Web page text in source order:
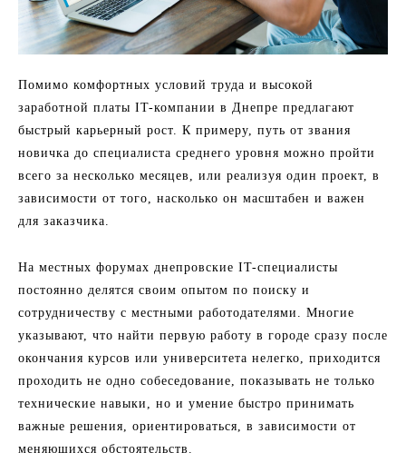
Помимо комфортных условий труда и высокой
заработной платы IT-компании в Днепре предлагают
быстрый карьерный рост. К примеру, путь от звания
новичка до специалиста среднего уровня можно пройти
всего за несколько месяцев, или реализуя один проект, в
зависимости от того, насколько он масштабен и важен
для заказчика.
На местных форумах днепровские IT-специалисты
постоянно делятся своим опытом по поиску и
сотрудничеству с местными работодателями. Многие
указывают, что найти первую работу в городе сразу после
окончания курсов или университета нелегко, приходится
проходить не одно собеседование, показывать не только
технические навыки, но и умение быстро принимать
важные решения, ориентироваться, в зависимости от
меняющихся обстоятельств.